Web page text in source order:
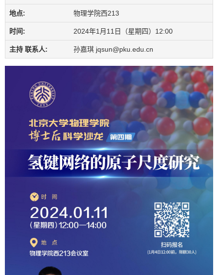
地点: 物理学院西213
时间: 2024年1月11日（星期四）12:00
主持 联系人: 孙嘉琪 jqsun@pku.edu.cn